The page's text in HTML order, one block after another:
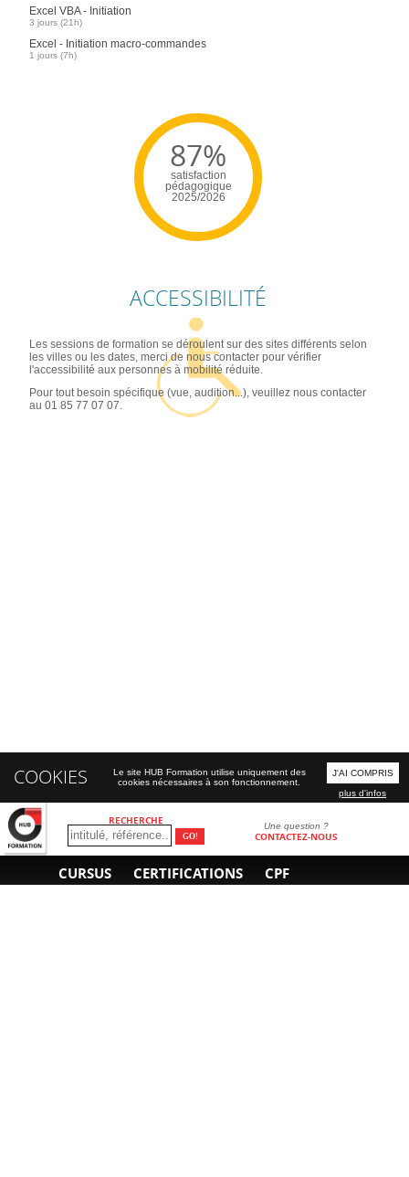
RECHERCHE Une question ?
CONTACTEZ-NOUS
CURSUS CERTIFICATIONS CPF
Excel VBA - Initiation
3 jours (21h)
Excel - Initiation macro-commandes
1 jours (7h)
87%
satisfaction
pédagogique
2025/2026
ACCESSIBILITÉ
Les sessions de formation se déroulent sur des sites différents selon
les villes ou les dates, merci de nous contacter pour vérifier
l'accessibilité aux personnes à mobilité réduite.
Pour tout besoin spécifique (vue, audition...), veuillez nous contacter
au 01 85 77 07 07.
COOKIES
Le site HUB Formation utilise uniquement des
cookies nécessaires à son fonctionnement.
J'AI COMPRIS
plus d'infos